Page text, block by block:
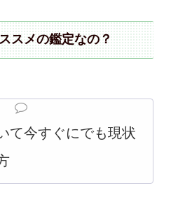
スメの鑑定なの？
て今すぐにでも現状